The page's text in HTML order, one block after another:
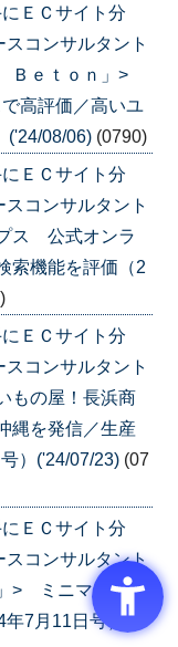
ＥＣサイト分
コンサルタント
ｅｔｏｎ」>
高評価／高いユ
('24/08/06) (0790)
ＥＣサイト分
コンサルタント
ス 公式オンラ
索機能を評価（2
ＥＣサイト分
コンサルタント
の屋！長浜商
縄を発信／生産
）('24/07/23) (07
ＥＣサイト分
コンサルタント
> ミニマリスト
7月11日号）('2